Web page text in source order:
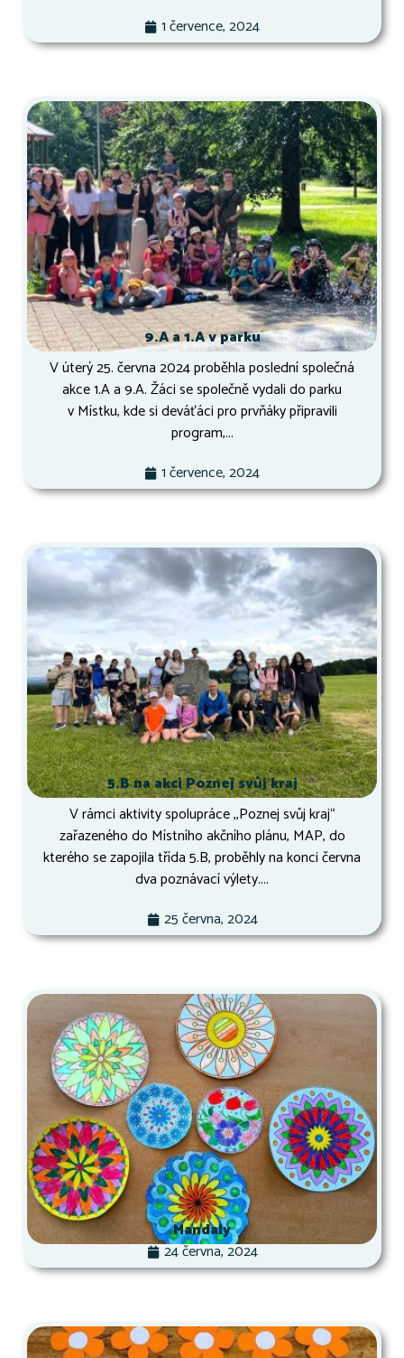
1 července, 2024
9.A a 1.A v parku
V úterý 25. června 2024 proběhla poslední společná
akce 1.A a 9.A. Žáci se společně vydali do parku
v Místku, kde si deváťáci pro prvňáky připravili
program,...
1 července, 2024
5.B na akci Poznej svůj kraj
V rámci aktivity spolupráce ,,Poznej svůj kraj“
zařazeného do Místního akčního plánu, MAP, do
kterého se zapojila třída 5.B, proběhly na konci června
dva poznávací výlety....
25 června, 2024
Mandaly
24 června, 2024